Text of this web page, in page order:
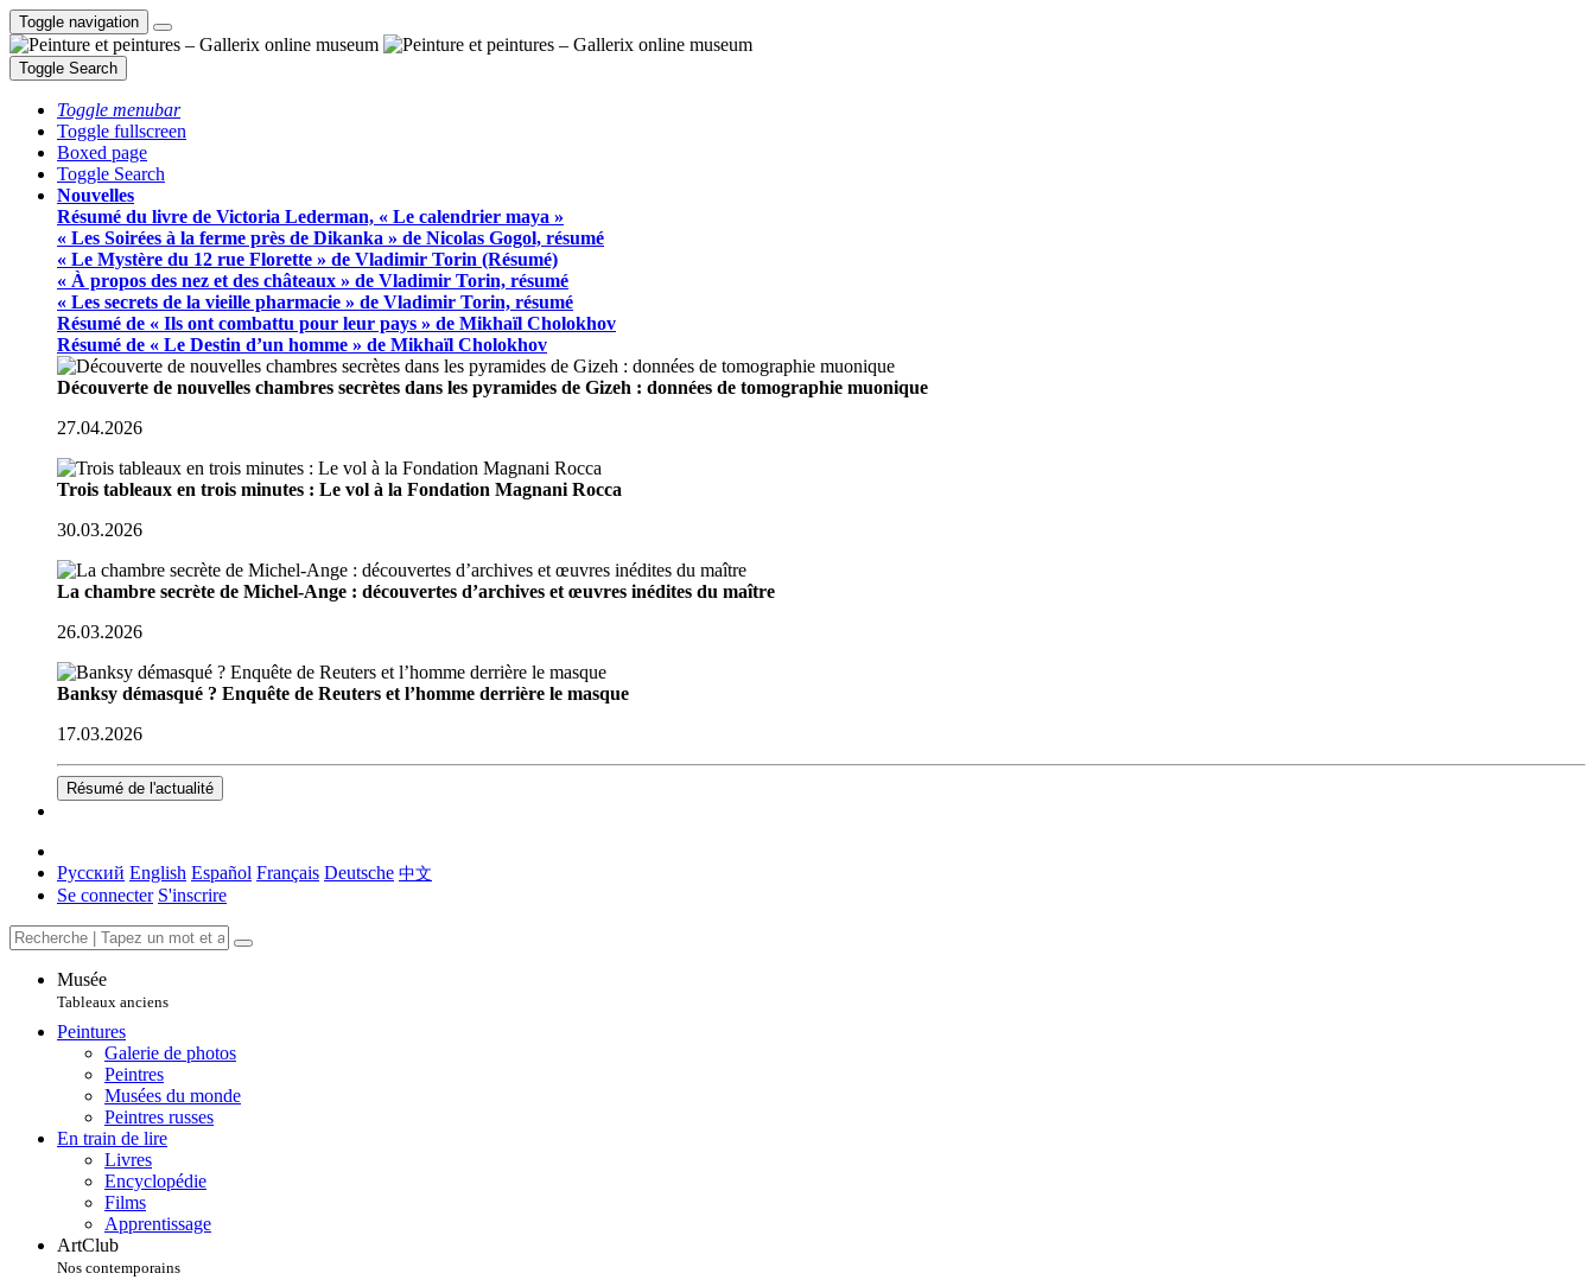
Toggle navigation
Toggle Search
Toggle menubar
Toggle fullscreen
Boxed page
Toggle Search
Nouvelles
Résumé du livre de Victoria Lederman, « Le calendrier maya »
« Les Soirées à la ferme près de Dikanka » de Nicolas Gogol, résumé
« Le Mystère du 12 rue Florette » de Vladimir Torin (Résumé)
« À propos des nez et des châteaux » de Vladimir Torin, résumé
« Les secrets de la vieille pharmacie » de Vladimir Torin, résumé
Résumé de « Ils ont combattu pour leur pays » de Mikhaïl Cholokhov
Résumé de « Le Destin d’un homme » de Mikhaïl Cholokhov
Découverte de nouvelles chambres secrètes dans les pyramides de Gizeh : données de tomographie muonique
27.04.2026
Trois tableaux en trois minutes : Le vol à la Fondation Magnani Rocca
30.03.2026
La chambre secrète de Michel-Ange : découvertes d’archives et œuvres inédites du maître
26.03.2026
Banksy démasqué ? Enquête de Reuters et l’homme derrière le masque
17.03.2026
Résumé de l'actualité
Русский English Español Français Deutsche 中文
Se connecter S'inscrire
Musée
Tableaux anciens
Peintures
Galerie de photos
Peintres
Musées du monde
Peintres russes
En train de lire
Livres
Encyclopédie
Films
Apprentissage
ArtClub
Nos contemporains